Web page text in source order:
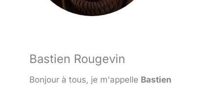
Bastien Rougevin
Bonjour à tous, je m'appelle Bastien